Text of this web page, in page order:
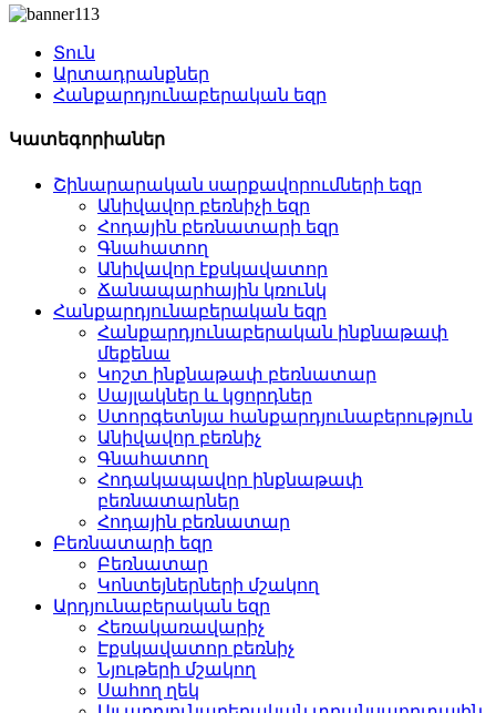
Տուն
Արտադրանքներ
Հանքարդյունաբերական եզր
Կատեգորիաներ
Շինարարական սարքավորումների եզր
Անիվավոր բեռնիչի եզր
Հոդային բեռնատարի եզր
Գնահատող
Անիվավոր էքսկավատոր
Ճանապարհային կռունկ
Հանքարդյունաբերական եզր
Հանքարդյունաբերական ինքնաթափ
մեքենա
Կոշտ ինքնաթափ բեռնատար
Սայլակներ և կցորդներ
Ստորգետնյա հանքարդյունաբերություն
Անիվավոր բեռնիչ
Գնահատող
Հոդակապավոր ինքնաթափ
բեռնատարներ
Հոդային բեռնատար
Բեռնատարի եզր
Բեռնատար
Կոնտեյներների մշակող
Արդյունաբերական եզր
Հեռակառավարիչ
Էքսկավատոր բեռնիչ
Նյութերի մշակող
Սահող ղեկ